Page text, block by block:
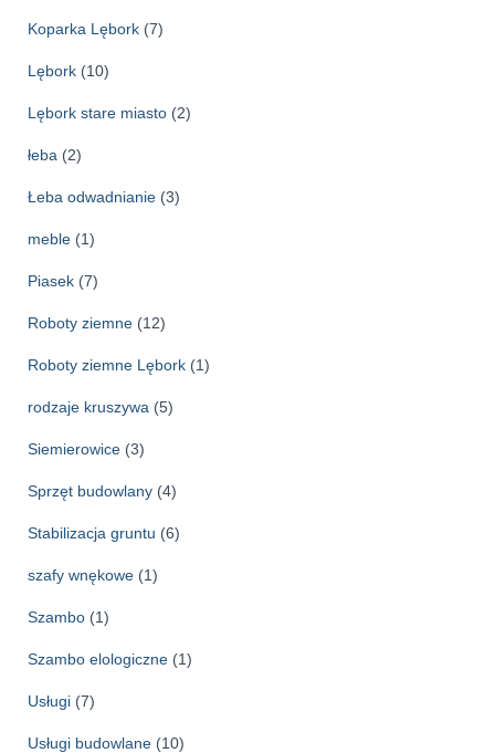
Koparka Lębork (7)
Lębork (10)
Lębork stare miasto (2)
łeba (2)
Łeba odwadnianie (3)
meble (1)
Piasek (7)
Roboty ziemne (12)
Roboty ziemne Lębork (1)
rodzaje kruszywa (5)
Siemierowice (3)
Sprzęt budowlany (4)
Stabilizacja gruntu (6)
szafy wnękowe (1)
Szambo (1)
Szambo elologiczne (1)
Usługi (7)
Usługi budowlane (10)